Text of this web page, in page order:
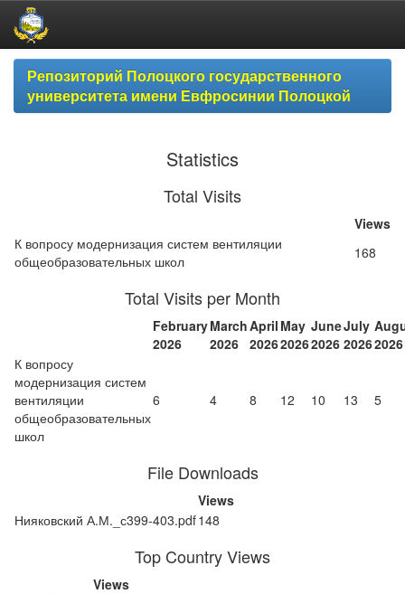
Skip
navigationРепозиторий Полоцкого государственного
университета имени Евфросинии Полоцкой
Statistics
Total Visits
Views
К вопросу модернизация систем вентиляции
общеобразовательных школ
168
Total Visits per Month
February
2026
March
2026
April
2026
May
2026
June
2026
July
20262026
К вопросу
модернизация систем
вентиляции
общеобразовательных
школ
6 4 8 12 10 13 5
File Downloads
Views
Нияковский А.М._с399-403.pdf148
Top Country Views
Views